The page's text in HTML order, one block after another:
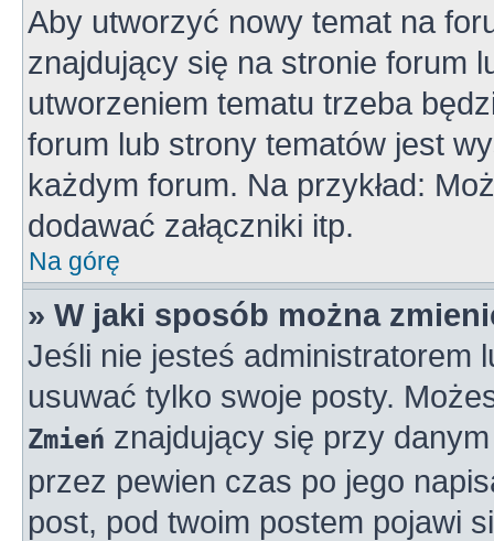
Aby utworzyć nowy temat na
znajdujący się na stronie forum
utworzeniem tematu trzeba
forum lub strony tematów jest
każdym forum. Na przykład:
dodawać załączniki itp.
Na górę
» W jaki sposób można
Jeśli nie jesteś administratorem
usuwać tylko swoje posty.
Zmień znajdujący się przy
przez pewien czas po jego
post, pod twoim postem pojawi